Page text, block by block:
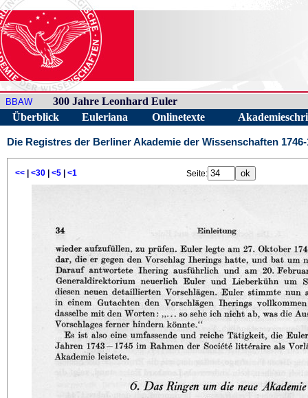
BBAW
300 Jahre Leonhard Euler
Überblick
Euleriana Onlinetexte
Die Registres der Berliner Akademie der Wissenschaften 1746-
<< <30 <5 <1 Seite: